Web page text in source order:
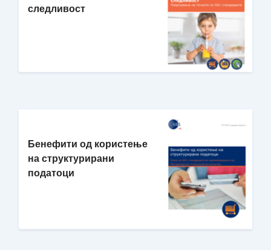
следливост
Бенефити од користење
на структурирани
податоци